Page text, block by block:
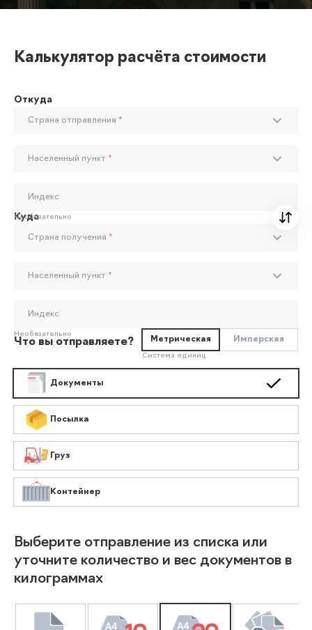
Калькулятор расчёта стоимости
Откуда
Страна отправления *
Населенный пункт *
Индекс
Необязательно
Куда
Страна получения *
Населенный пункт *
Индекс
Необязательно
Что вы отправляете? Метрическая Имперская
Система единиц
Документы
Посылка
Груз
Контейнер
Выберите отправление из списка или
уточните количество и вес документов в
килограммах